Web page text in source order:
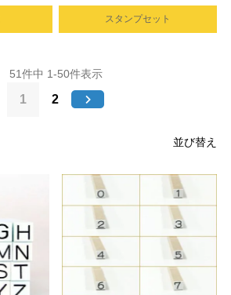
スタンプセット
並び替え
51件中 1-50件表示
1 2